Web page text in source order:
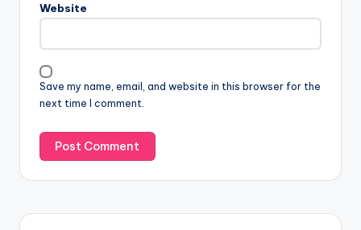
Website
Save my name, email, and website in this browser for the
next time I comment.